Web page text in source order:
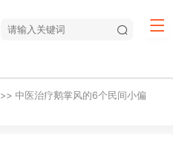
>> 中医治疗鹅掌风的6个民间小偏